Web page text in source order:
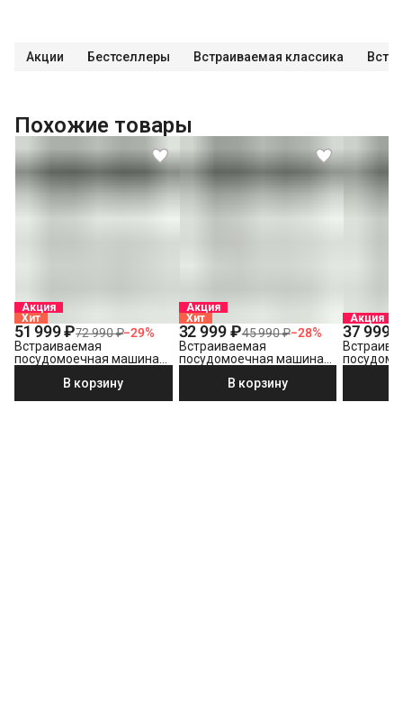
Акции Бестселлеры Встраиваемая классика
Похожие товары
Акция
Хит
51 999 ₽72 990 ₽−29%
Встраиваемая
посудомоечная машина
В корзину
Акция
Хит
32 999 ₽45 990 ₽−28%
Встраиваемая
посудомоечная машина
В корзину
Акция
37 999